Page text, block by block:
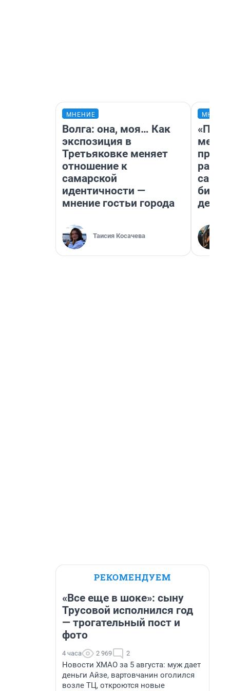
МНЕНИЕ
Волга: она, моя… Как
экспозиция в
Третьяковке меняет
отношение к
самарской
идентичности —
мнение гостьи города
Таисия Косачева
РЕКОМЕНДУЕМ
«Все еще в шоке»: сыну
Трусовой исполнился год
— трогательный пост и
фото
4 часа 2 969 2
Новости ХМАО за 5 августа: муж дает
деньги Айзе, вартовчанин оголился
возле ТЦ, откроются новые